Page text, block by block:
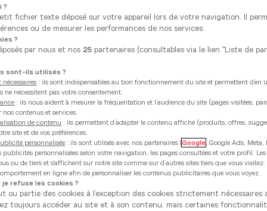
Ses façades à cadre gris ardoise
par la chaleur d'un plan de
s'installer ou cuisiner. Le meuble haut
?
fichier texte déposé sur votre appareil lors de votre navigation. Il
ou de mesurer les performances de nos services.
?
par nous et nos 25 partenaires (consultables via le lien "Liste de
sont-ils utilisés ?
: ils sont indispensables au bon fonctionnement du site et permettent d’en
ne nécessitent pas votre consentement.
: ils nous aident à mesurer la fréquentation et l’audience du site (pages visitées,
contenus et services.
de contenu : ils permettent d’adapter le contenu affiché (produits, offres,
site et de vos préférences.
personnalisée : ils sont utilisés avec nos partenaires (Google, Google Ads,
publicités personnalisées selon votre navigation, les pages consultées et votre profil.
ou de tiers et s'affichent sur notre site comme sur d’autres sites tiers que vous
en ligne afin de personnaliser les contenus publicitaires que vous voyez.
refuse les cookies ?
ou partie des cookies à l’exception des cookies strictement
toujours accéder au site et à son contenu, mais certaines